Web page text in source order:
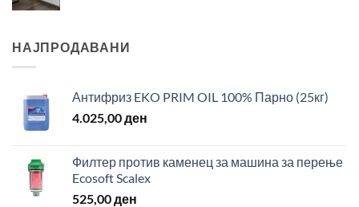
НАЈПРОДАВАНИ
Антифриз EKO PRIM OIL 100% Парно (25кг)
4.025,00ден
Филтер против каменец за машина за перење
Ecosoft Scalex
525,00ден